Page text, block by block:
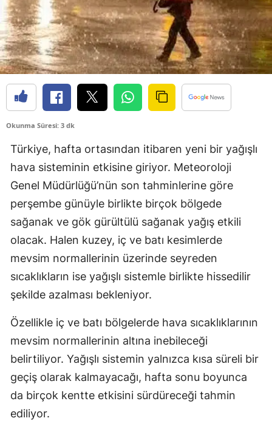
Okunma Süresi: 3 dk
Türkiye, hafta ortasından itibaren yeni bir yağışlı
hava sisteminin etkisine giriyor. Meteoroloji
Genel Müdürlüğü’nün son tahminlerine göre
perşembe günüyle birlikte birçok bölgede
sağanak ve gök gürültülü sağanak yağış etkili
olacak. Halen kuzey, iç ve batı kesimlerde
mevsim normallerinin üzerinde seyreden
sıcaklıkların ise yağışlı sistemle birlikte hissedilir
şekilde azalması bekleniyor.
Özellikle iç ve batı bölgelerde hava sıcaklıklarının
mevsim normallerinin altına inebileceği
belirtiliyor. Yağışlı sistemin yalnızca kısa süreli bir
geçiş olarak kalmayacağı, hafta sonu boyunca
da birçok kentte etkisini sürdüreceği tahmin
ediliyor.